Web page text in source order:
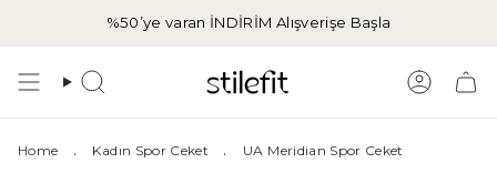
%50’ye varan İNDİRİM Alışverişe Başla
Aramak Hesap
Home . Kadın Spor Ceket . UA Meridian Spor Ceket